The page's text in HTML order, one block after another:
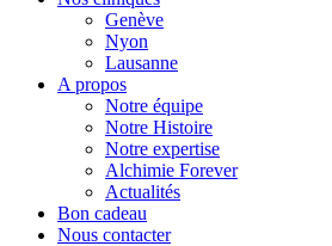
Genève
Nyon
Lausanne
A propos
Notre équipe
Notre Histoire
Notre expertise
Alchimie Forever
Actualités
Bon cadeau
Nous contacter